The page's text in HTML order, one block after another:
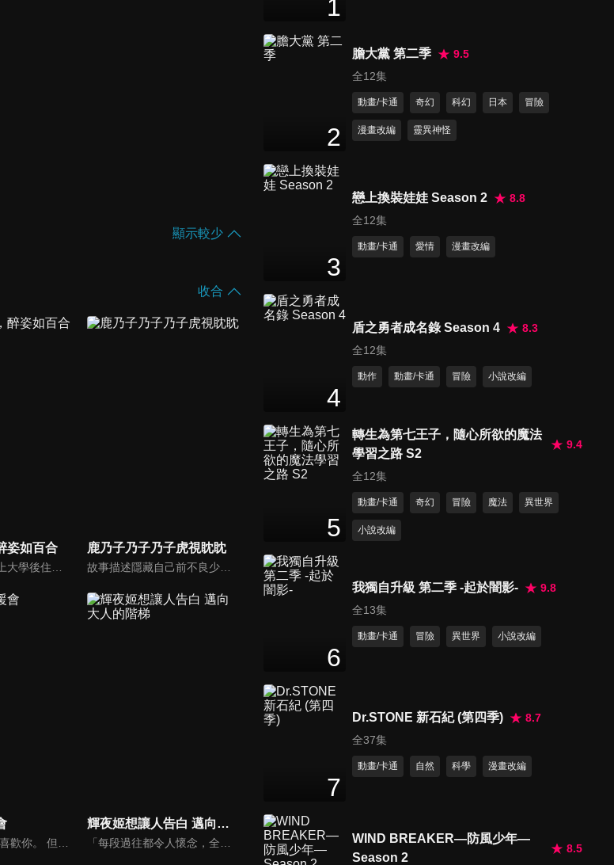
顯示較少
收合
姿如百合 鹿乃子乃子乃子虎視眈眈
故事描述隱藏自己前不良少女身分的愉快度過高中生活的資優生虎視虎子,某日救下了一名鹿角掛在電線上的神祕少女「鹿乃子乃子(鹿乃子のこ)」,沒想到這名少女居然是班上新來的轉學生?!荒誕的校園爆笑故事就此展開。
輝夜姬想讓人告白 邁向大人的階梯
24分鐘
第11集 米艾爾被奪走的愛
第12集 果南與供犧愛的考驗
1
2
膽大黨 第二季
9.5
全12集
動畫/卡通 奇幻 科幻 日本 冒險
漫畫改編 靈異神怪
3
戀上換裝娃娃 Season 2
8.8
全12集
動畫/卡通 愛情 漫畫改編
4
盾之勇者成名錄 Season 4
8.3
全12集
動作 動畫/卡通 冒險 小說改編
5
轉生為第七王子，隨心所欲的魔法
學習之路 S2
9.4
全12集
動畫/卡通 奇幻 冒險 魔法 異世界
小說改編
6
我獨自升級 第二季 -起於闇影-
9.8
全13集
動畫/卡通 冒險 異世界 小說改編
7
Dr.STONE 新石紀 (第四季)
8.7
全37集
動畫/卡通 自然 科學 漫畫改編
WIND BREAKER—防風少年—
Season 2
8.5